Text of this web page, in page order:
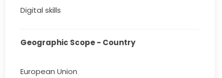
Digital skills
Geographic Scope - Country
European Union